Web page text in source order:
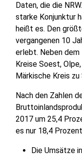
Daten, die die
starke Konjunktur
heißt es. Den
vergangenen 10
erlebt. Neben dem
Kreise Soest,
Märkische Kreis
Nach den Zahlen
2017 um 25,4
es nur 18,4 Prozent
Die Umsätze